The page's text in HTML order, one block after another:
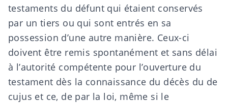
testaments du défunt qui étaient conservés
par un tiers ou qui sont entrés en sa
possession d’une autre manière. Ceux-ci
doivent être remis spontanément et sans délai
à l’autorité compétente pour l’ouverture du
testament dès la connaissance du décès du de
cujus et ce, de par la loi, même si le